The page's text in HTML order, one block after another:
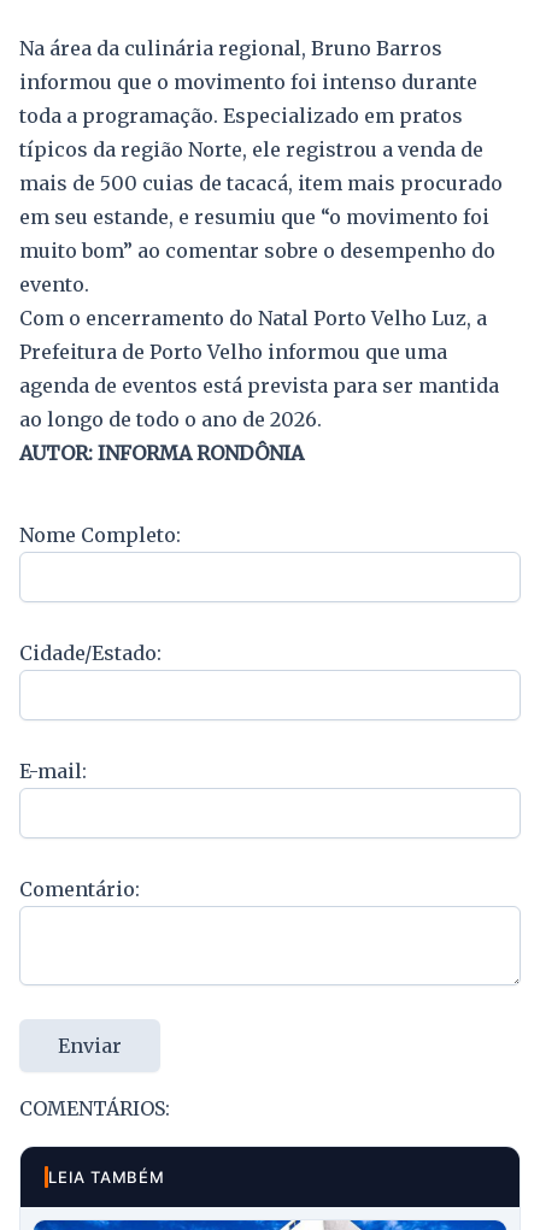
Na área da culinária regional, Bruno Barros
informou que o movimento foi intenso durante
toda a programação. Especializado em pratos
típicos da região Norte, ele registrou a venda de
mais de 500 cuias de tacacá, item mais procurado
em seu estande, e resumiu que “o movimento foi
muito bom” ao comentar sobre o desempenho do
evento.
Com o encerramento do Natal Porto Velho Luz, a
Prefeitura de Porto Velho informou que uma
agenda de eventos está prevista para ser mantida
ao longo de todo o ano de 2026.
AUTOR: INFORMA RONDÔNIA
Nome Completo:
Cidade/Estado:
E-mail:
Comentário:
Enviar
COMENTÁRIOS:
LEIA TAMBÉM